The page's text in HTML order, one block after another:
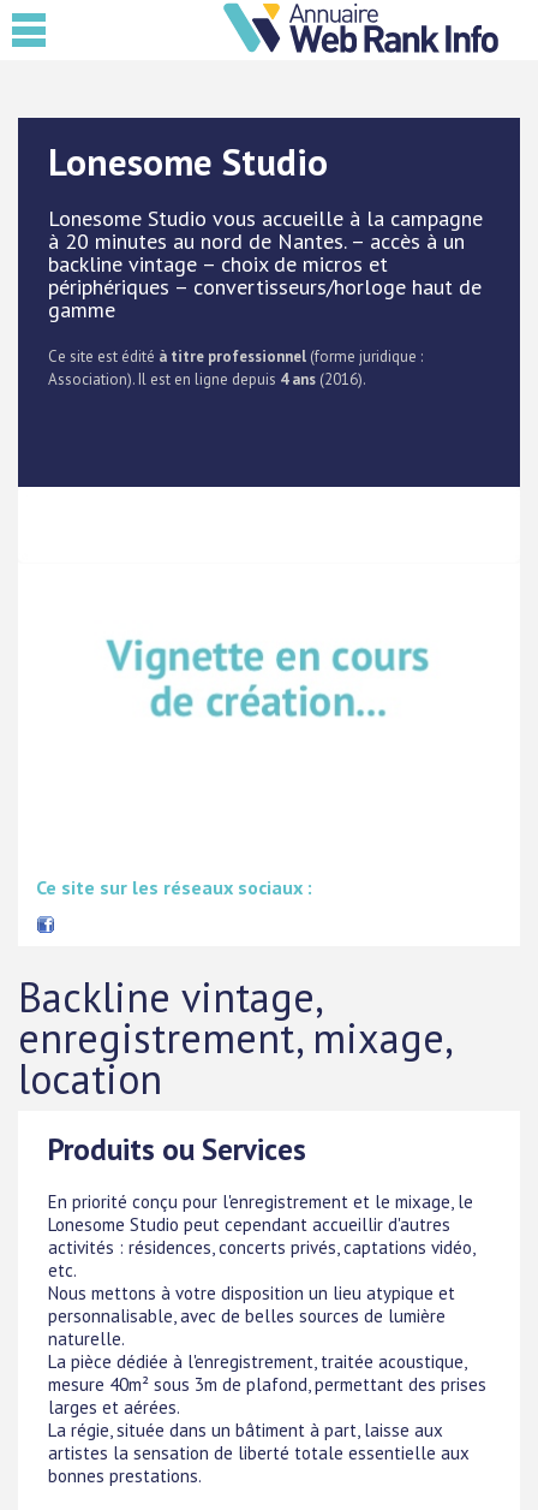
Lonesome Studio
Lonesome Studio vous accueille à la campagne
à 20 minutes au nord de Nantes. – accès à un
backline vintage – choix de micros et
périphériques – convertisseurs/horloge haut de
gamme
Ce site est édité à titre professionnel (forme juridique :
Association). Il est en ligne depuis 4 ans (2016).
Ce site sur les réseaux sociaux :
Backline vintage,
enregistrement, mixage,
location
Produits ou Services
En priorité conçu pour l'enregistrement et le mixage, le
Lonesome Studio peut cependant accueillir d'autres
activités : résidences, concerts privés, captations vidéo,
etc.
Nous mettons à votre disposition un lieu atypique et
personnalisable, avec de belles sources de lumière
naturelle.
La pièce dédiée à l'enregistrement, traitée acoustique,
mesure 40m² sous 3m de plafond, permettant des prises
larges et aérées.
La régie, située dans un bâtiment à part, laisse aux
artistes la sensation de liberté totale essentielle aux
bonnes prestations.